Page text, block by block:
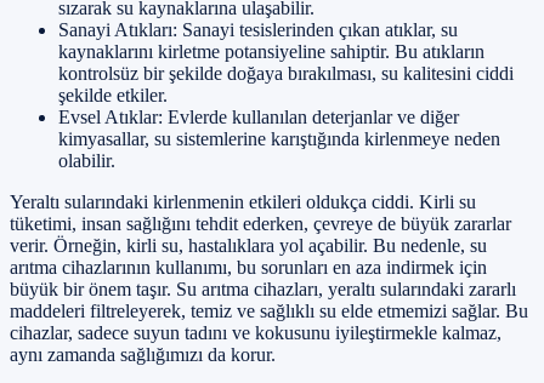
sızarak su kaynaklarına ulaşabilir.
Sanayi Atıkları: Sanayi tesislerinden çıkan atıklar, su
kaynaklarını kirletme potansiyeline sahiptir. Bu atıkların
kontrolsüz bir şekilde doğaya bırakılması, su kalitesini ciddi
şekilde etkiler.
Evsel Atıklar: Evlerde kullanılan deterjanlar ve diğer
kimyasallar, su sistemlerine karıştığında kirlenmeye neden
olabilir.
Yeraltı sularındaki kirlenmenin etkileri oldukça ciddi. Kirli su
tüketimi, insan sağlığını tehdit ederken, çevreye de büyük zararlar
verir. Örneğin, kirli su, hastalıklara yol açabilir. Bu nedenle, su
arıtma cihazlarının kullanımı, bu sorunları en aza indirmek için
büyük bir önem taşır. Su arıtma cihazları, yeraltı sularındaki zararlı
maddeleri filtreleyerek, temiz ve sağlıklı su elde etmemizi sağlar. Bu
cihazlar, sadece suyun tadını ve kokusunu iyileştirmekle kalmaz,
aynı zamanda sağlığımızı da korur.